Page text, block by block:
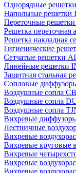
Однорядные
Напольные решетки
Переточные
Решетка переточная
Решетка накладная
Гигиенические
Сетчатые решетки
Линейные решетки
Защитная стальная
Сопловые
Воздушные сопла
Воздушные сопла
Воздушные сопла
Вихревые
Лестничные
Вихревые
Вихревые круговые
Вихревые
Вихревые
Вихревые